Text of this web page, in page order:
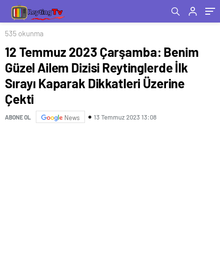
Dikkatleri Üzerine Çekti
535 okunma
12 Temmuz 2023 Çarşamba: Benim
Güzel Ailem Dizisi Reytinglerde İlk
Sırayı Kaparak Dikkatleri Üzerine
Çekti
ABONE OL News 13 Temmuz 2023 13:08